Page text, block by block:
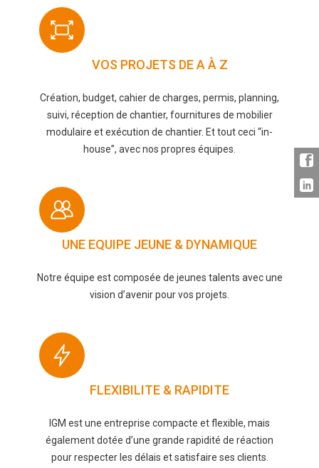
VOS PROJETS DE A À Z
Création, budget, cahier de charges, permis, planning,
suivi, réception de chantier, fournitures de mobilier
modulaire et exécution de chantier. Et tout ceci “in-
house”, avec nos propres équipes.
UNE EQUIPE JEUNE & DYNAMIQUE
Notre équipe est composée de jeunes talents avec une
vision d’avenir pour vos projets.
FLEXIBILITE & RAPIDITE
IGM est une entreprise compacte et flexible, mais
également dotée d’une grande rapidité de réaction
pour respecter les délais et satisfaire ses clients.